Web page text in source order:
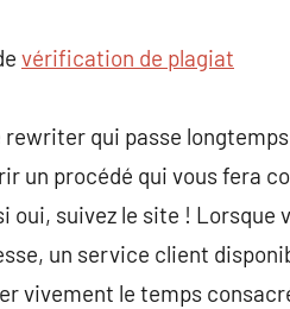
vérification de plagiat
qui passe
un procédé qui vous fera
oui, suivez le site !
un service client
vivement le temps